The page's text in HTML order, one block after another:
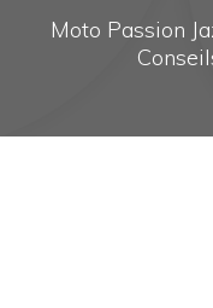
Moto Passion